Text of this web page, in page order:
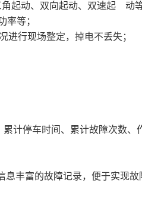
起动、双向起动、双速起 动等
率等；
进行现场整定，掉电不丢失；
计停车时间、累计故障次数、
丰富的故障记录，便于实现故